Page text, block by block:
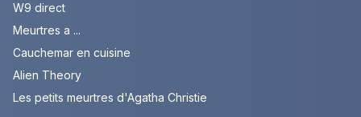
W9 direct
Meurtres a ...
Cauchemar en cuisine
Alien Theory
Les petits meurtres d'Agatha Christie